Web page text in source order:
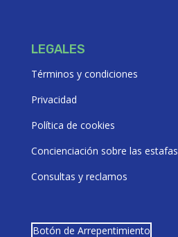
LEGALES
Términos y condiciones
Privacidad
Política de cookies
Concienciación sobre las estafas
Consultas y reclamos
Botón de Arrepentimiento